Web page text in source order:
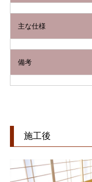
主な仕様
備考
施工後